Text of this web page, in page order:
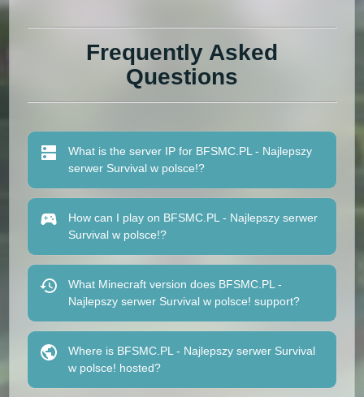
Frequently Asked
Questions
What is the server IP for BFSMC.PL - Najlepszy
serwer Survival w polsce!?
How can I play on BFSMC.PL - Najlepszy serwer
Survival w polsce!?
What Minecraft version does BFSMC.PL -
Najlepszy serwer Survival w polsce! support?
Where is BFSMC.PL - Najlepszy serwer Survival
w polsce! hosted?